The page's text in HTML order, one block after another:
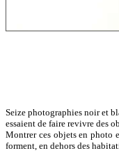
Seize photographies noir et
essaient de faire revivre des
Montrer ces objets en photo
forment, en dehors des